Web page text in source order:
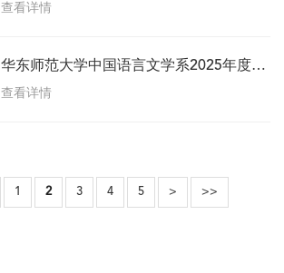
查看详情
华东师范大学中国语言文学系2025年度本
科生创新创业训练培育项目中期检查结果
查看详情
1 2 3 4 5 > >>